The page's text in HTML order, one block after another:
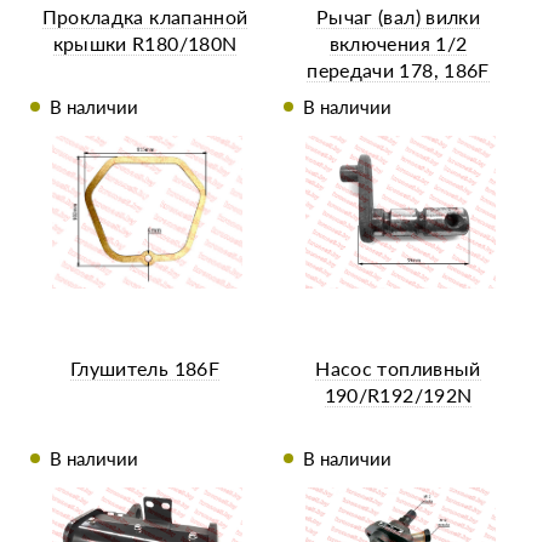
Прокладка клапанной
крышки R180/180N
В наличии
Рычаг (вал) вилки
включения 1/2
передачи 178, 186F
В наличии
Глушитель 186F
В наличии
Насос топливный
190/R192/192N
В наличии